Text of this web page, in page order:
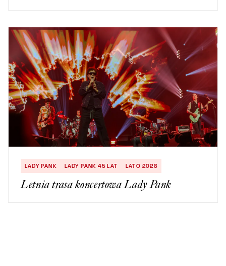
LADY PANK LADY PANK 45 LAT LATO 2026
Letnia trasa koncertowa Lady Pank